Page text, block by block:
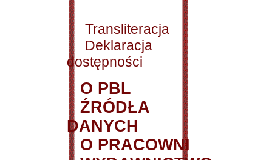
Transliteracja
Deklaracja
dostępności
O PBL
ŹRÓDŁA
DANYCH
O PRACOWNI